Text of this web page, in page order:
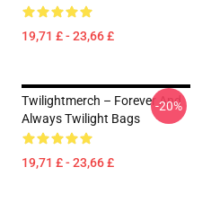
19,71 £ - 23,66 £
Twilightmerch – Forever And
Always Twilight Bags
19,71 £ - 23,66 £
-20%